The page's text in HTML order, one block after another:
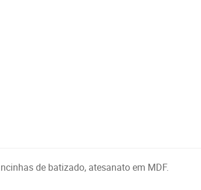
de batizado, atesanato em MDF.